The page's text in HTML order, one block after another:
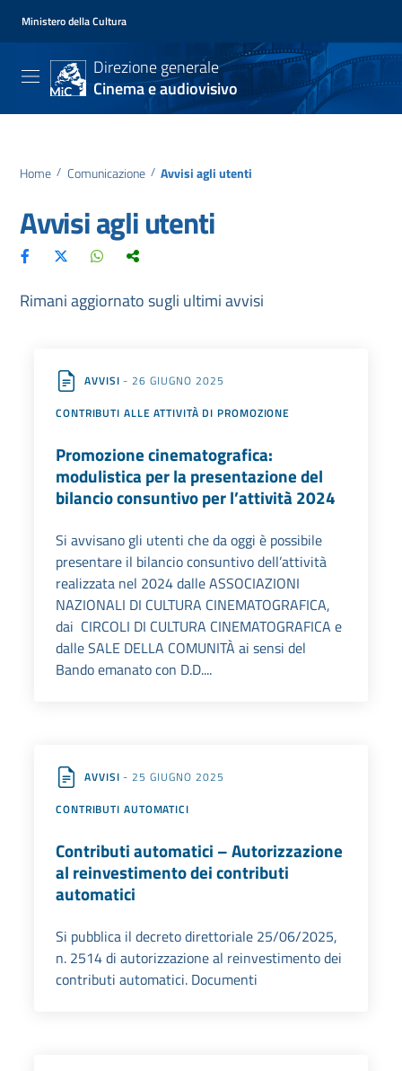
Ministero della Cultura
Direzione generale
Cinema e audiovisivo
Home / Comunicazione / Avvisi agli utenti
Avvisi agli utenti
Rimani aggiornato sugli ultimi avvisi
AVVISI - 26 GIUGNO 2025
CONTRIBUTI ALLE ATTIVITÀ DI PROMOZIONE
Promozione cinematografica:
modulistica per la presentazione del
bilancio consuntivo per l’attività 2024
Si avvisano gli utenti che da oggi è possibile
presentare il bilancio consuntivo dell’attività
realizzata nel 2024 dalle ASSOCIAZIONI
NAZIONALI DI CULTURA CINEMATOGRAFICA,
dai CIRCOLI DI CULTURA CINEMATOGRAFICA e
dalle SALE DELLA COMUNITÀ ai sensi del
Bando emanato con D.D....
AVVISI - 25 GIUGNO 2025
CONTRIBUTI AUTOMATICI
Contributi automatici – Autorizzazione
al reinvestimento dei contributi
automatici
Si pubblica il decreto direttoriale 25/06/2025,
n. 2514 di autorizzazione al reinvestimento dei
contributi automatici. Documenti